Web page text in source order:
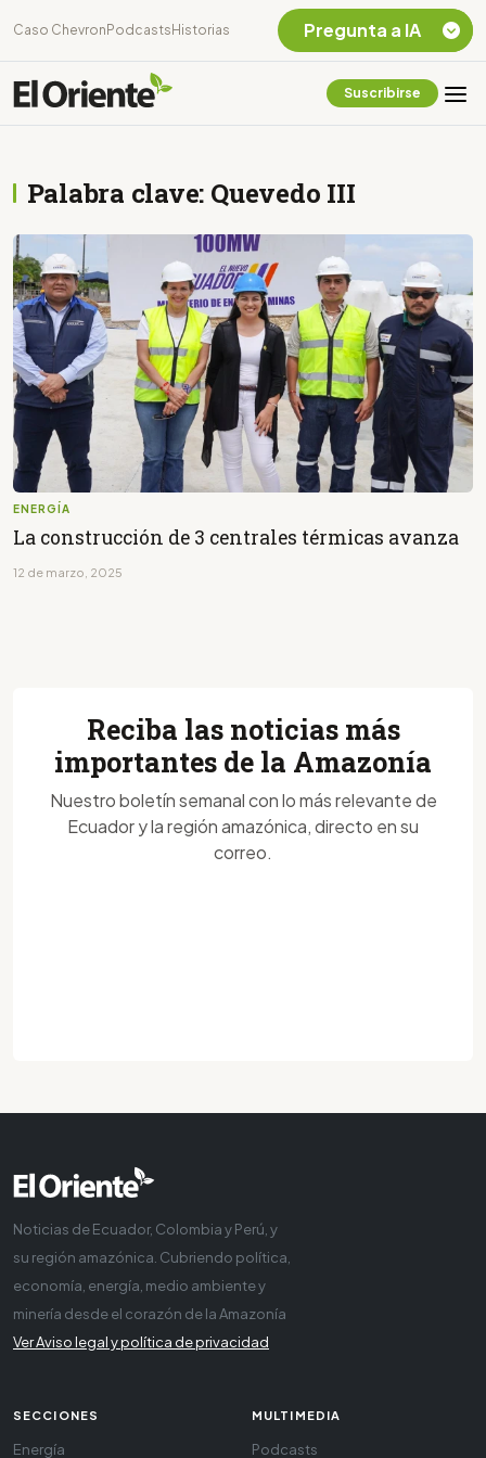
Caso Chevron Podcasts Historias
Suscribirse
Palabra clave: Quevedo III
ENERGÍA
La construcción de 3 centrales térmicas avanza
12 de marzo, 2025
Pregunta a IA
Listar destinos
Amazonia Ecuatoriana
¿En que consiste la
tasa minera que rige en
Ecuador?
Reciba las noticias más
importantes de la Amazonía
Nuestro boletín semanal con lo más relevante de
Ecuador y la región amazónica, directo en su
correo.
Noticias de Ecuador, Colombia y Perú, y
su región amazónica. Cubriendo política,
economía, energía, medio ambiente y
minería desde el corazón de la Amazonía
Ver Aviso legal y política de privacidad
SECCIONES
Energía
MULTIMEDIA
Podcasts